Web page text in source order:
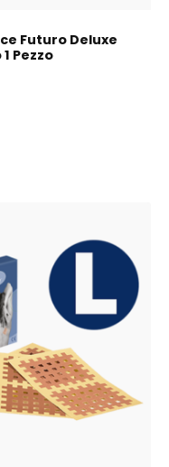
Futuro Deluxe
Pezzo